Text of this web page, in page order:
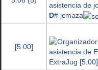
D# jcmaza
[5.00]
ExtraJug [5.00]